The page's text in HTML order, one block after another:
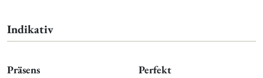
Indikativ
Präsens Perfekt